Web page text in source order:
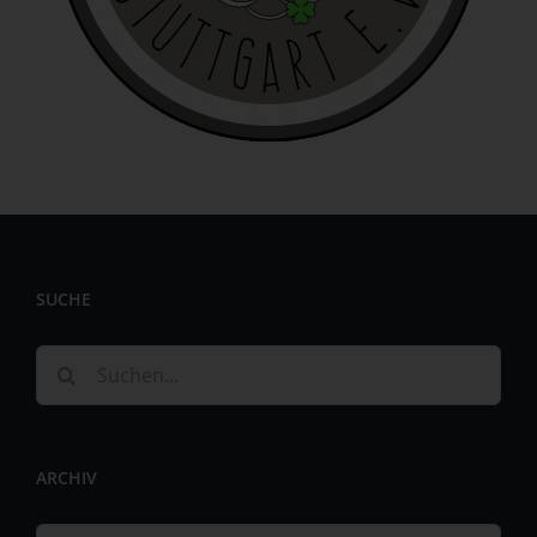
SUCHE
nach:
ARCHIV
identifizierbar wird eine natürliche Person angesehen, die
direkt oder indirekt, insbesondere mittels Zuordnung zu
einer Kennung wie einem Namen, zu einer Kennnummer,
zu Standortdaten, zu einer Online-Kennung oder zu
einem oder mehreren besonderen Merkmalen, die
Ausdruck der physischen, physiologischen, genetischen,
werden kann.
Betroffene Person ist jede identifizierte oder
personenbezogene Daten von dem für die Verarbeitung
Verfahren ausgeführte Vorgang oder jede solche